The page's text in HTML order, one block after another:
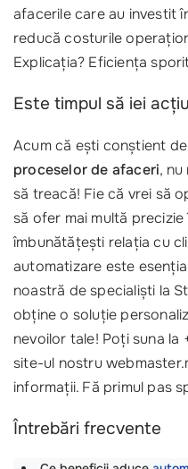
afacerile care au investit
reducă costurile
Explicația? Eficiența
Este timpul să iei
Acum că ești conștient
proceselor de afaceri,
să treacă! Fie că vrei să
să ofer mai multă
îmbunătățești relația cu
automatizare este
noastră de specialiști la
obține o soluție
nevoilor tale! Poți suna la
site-ul nostru
informații. Fă primul pas
Întrebări frecvente